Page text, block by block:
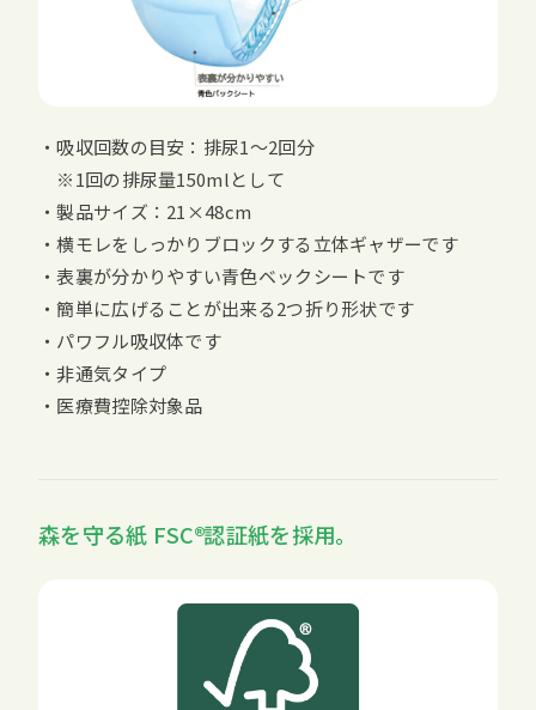
・吸収回数の目安：排尿1～2回分
※1回の排尿量150mlとして
・製品サイズ：21×48cm
・横モレをしっかりブロックする立体ギャザーです
・表裏が分かりやすい青色ベックシートです
・簡単に広げることが出来る2つ折り形状です
・パワフル吸収体です
・非通気タイプ
・医療費控除対象品
森を守る紙 FSC 認証紙を採用。